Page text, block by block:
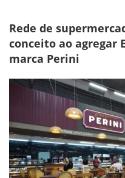
Rede de
conceito ao agregar
marca Perini